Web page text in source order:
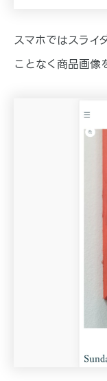
スマホではスライ
ことなく商品画像